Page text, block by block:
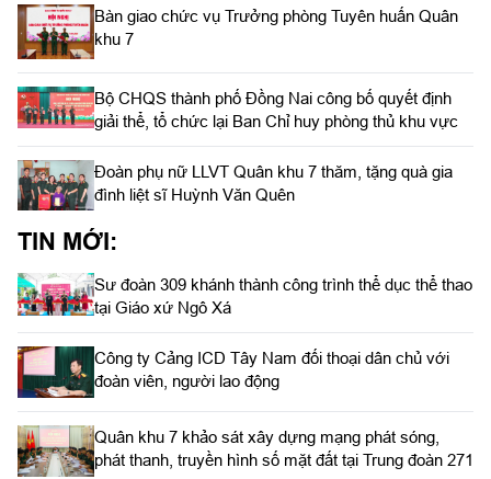
Bàn giao chức vụ Trưởng phòng Tuyên huấn Quân
khu 7
Bộ CHQS thành phố Đồng Nai công bố quyết định
giải thể, tổ chức lại Ban Chỉ huy phòng thủ khu vực
Đoàn phụ nữ LLVT Quân khu 7 thăm, tặng quà gia
đình liệt sĩ Huỳnh Văn Quên
TIN MỚI:
Sư đoàn 309 khánh thành công trình thể dục thể thao
tại Giáo xứ Ngô Xá
Công ty Cảng ICD Tây Nam đối thoại dân chủ với
đoàn viên, người lao động
Quân khu 7 khảo sát xây dựng mạng phát sóng,
phát thanh, truyền hình số mặt đất tại Trung đoàn 271